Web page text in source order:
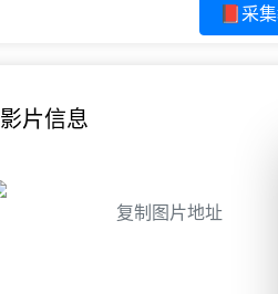
📕采
影片信息
复制图片地址